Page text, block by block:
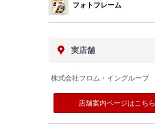
フォトフレーム
実店舗
株式会社フロム・イングループ
店舗案内ページはこちら